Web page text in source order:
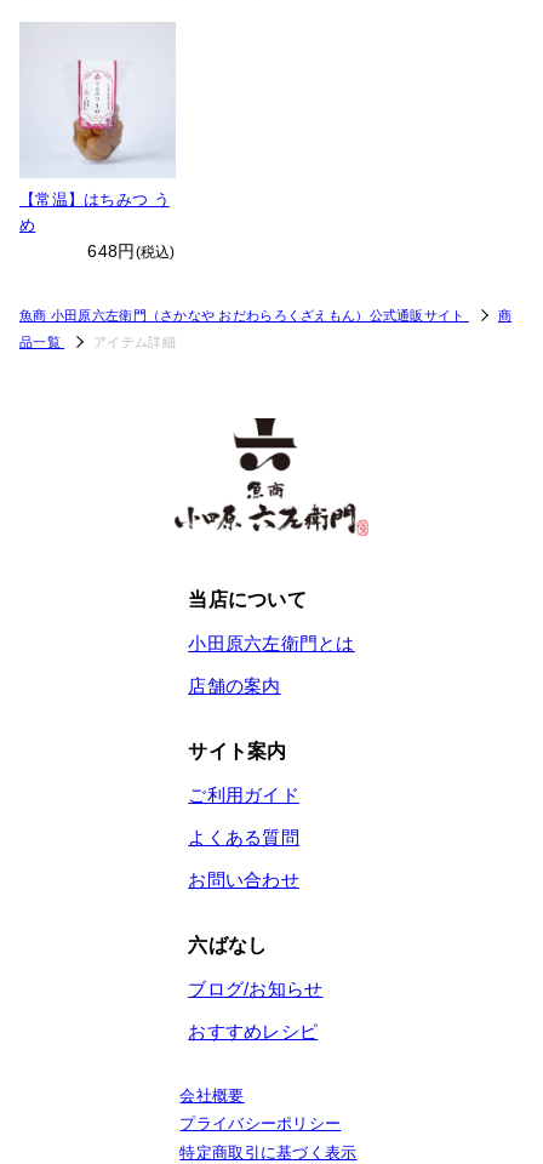
魚商 小田原六左衛門（さかなや おだわらろくざえもん）公式通販サイト
商
品一覧
アイテム詳細
【常温】はちみつ う
め
648円 (税込)
当店について
小田原六左衛門とは
店舗の案内
サイト案内
ご利用ガイド
よくある質問
お問い合わせ
六ばなし
ブログ/お知らせ
おすすめレシピ
会社概要
プライバシーポリシー
特定商取引に基づく表示